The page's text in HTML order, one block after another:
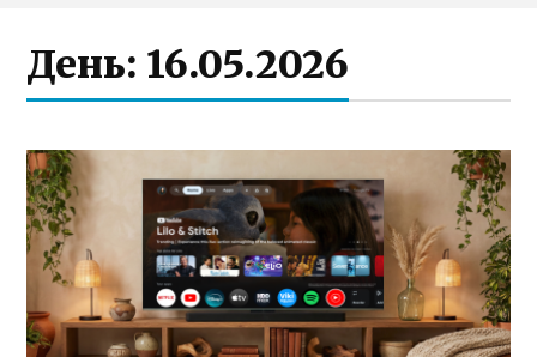
День: 16.05.2026